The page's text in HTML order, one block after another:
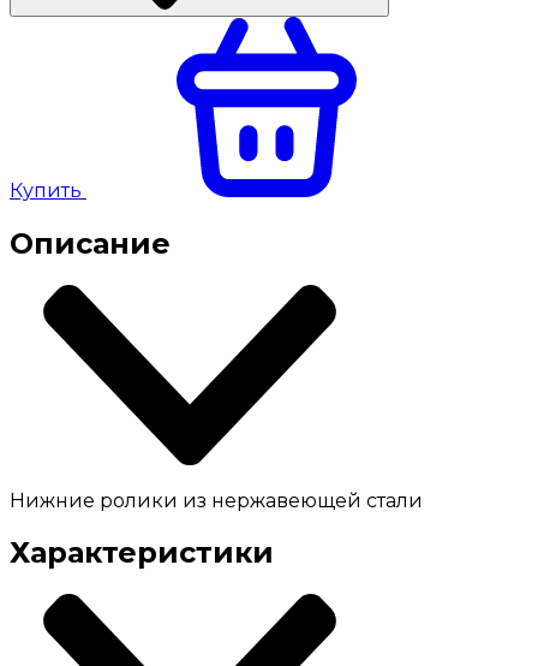
Купить
Описание
Нижние ролики из нержавеющей стали
Характеристики